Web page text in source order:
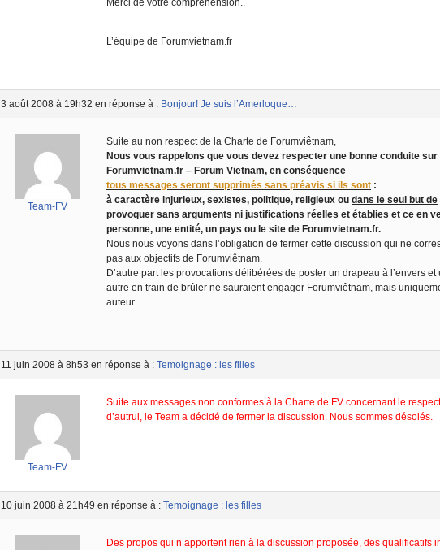
L’équipe de Forumvietnam.fr
3 août 2008 à 19h32 en réponse à : Bonjour! Je suis l’Amerloque…
Team-FV
Suite au non respect de la Charte de Forumviêtnam,
Nous vous rappelons que vous devez respecter une bonne conduite sur
Forumvietnam.fr – Forum Vietnam, en conséquence
tous messages seront supprimés sans préavis si ils sont :
à caractère injurieux, sexistes, politique, religieux ou dans le seul but de
provoquer sans arguments ni justifications réelles et établies et ce en
personne, une entité, un pays ou le site de Forumvietnam.fr.
Nous nous voyons dans l’obligation de fermer cette discussion qui ne
pas aux objectifs de Forumviêtnam.
D’autre part les provocations délibérées de poster un drapeau à l’envers et
autre en train de brûler ne sauraient engager Forumviêtnam, mais
auteur.
11 juin 2008 à 8h53 en réponse à : Temoignage : les filles
Team-FV
Suite aux messages non conformes à la Charte de FV concernant le respect
d’autrui, le Team a décidé de fermer la discussion. Nous sommes désolés.
10 juin 2008 à 21h49 en réponse à : Temoignage : les filles
Des propos qui n’apportent rien à la discussion proposée, des qualificatifs